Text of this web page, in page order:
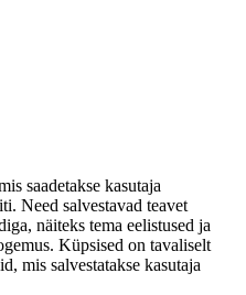
saadetakse kasutaja
Need salvestavad teavet
näiteks tema eelistused ja
Küpsised on tavaliselt
mis salvestatakse kasutaja